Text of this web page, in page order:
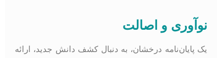
نوآوری و اصالت
یک پایان‌نامه درخشان، به دنبال کشف دانش جدید، ارائه